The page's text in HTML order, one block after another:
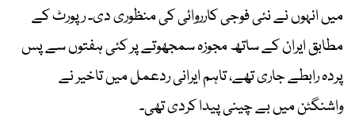
میں انہوں نے نئی فوجی کارروائی کی منظوری دی۔ رپورٹ کے
مطابق ایران کے ساتھ مجوزہ سمجھوتے پر کئی ہفتوں سے پس
پردہ رابطے جاری تھے، تاہم ایرانی ردعمل میں تاخیر نے
واشنگٹن میں بے چینی پیدا کردی تھی۔